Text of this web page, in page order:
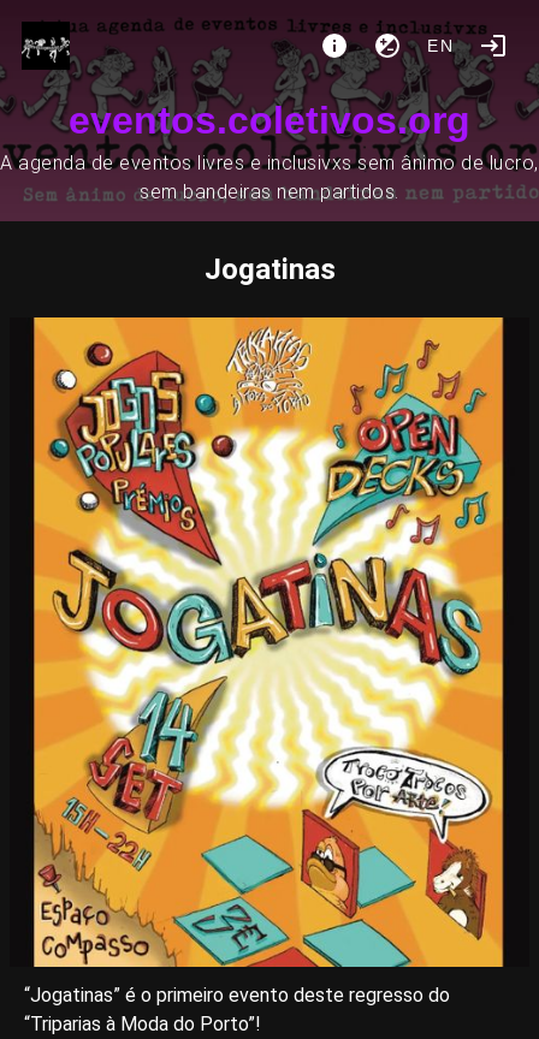
EN
eventos.coletivos.org
A agenda de eventos livres e inclusivxs sem ânimo de lucro,
sem bandeiras nem partidos.
Jogatinas
“Jogatinas” é o primeiro evento deste regresso do
“Triparias à Moda do Porto”!